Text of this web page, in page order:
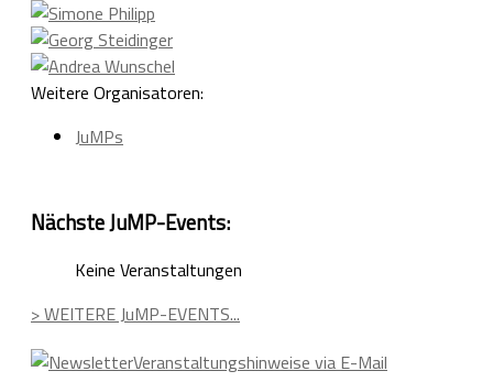
Weitere Organisatoren:
JuMPs
Nächste JuMP-Events:
Keine Veranstaltungen
> WEITERE JuMP-EVENTS...
Veranstaltungshinweise via E-Mail